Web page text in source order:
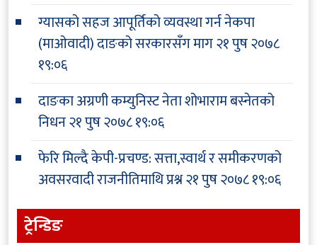
ग्यासको सहज आपूर्तिको व्यवस्था गर्न नेकपा
(माओवादी) दाङको सरकारसँग माग२१ पुष २०७८
१९:०६
दाङका अग्रणी कम्युनिस्ट नेता शोभाराम बस्नेतको
निधन२१ पुष २०७८ १९:०६
फेरि मिल्दै केपी-प्रचण्ड: सत्ता,स्वार्थ र समीकरणको
अवसरवादी राजनीतिमाथि प्रश्न२१ पुष २०७८ १९:०६
ट्रेन्डिङ